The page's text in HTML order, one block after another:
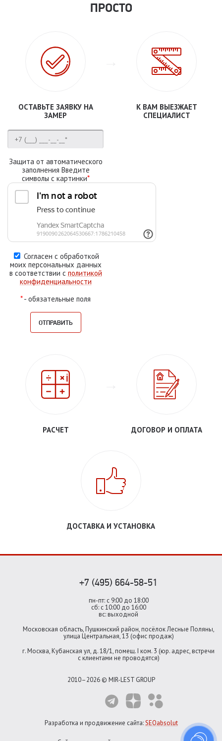
ПРОСТО
ОСТАВЬТЕ ЗАЯВКУ НА
ЗАМЕР
Защита от автоматического
заполнения Введите
символы с картинки*
Согласен с обработкой
моих персональных данных
в соответствии с политикой
конфиденциальности
*- обязательные поля
К ВАМ ВЫЕЗЖАЕТ
СПЕЦИАЛИСТ
РАСЧЕТ ДОГОВОР И ОПЛАТА
ДОСТАВКА И УСТАНОВКА
+7 (495) 664-58-51
пн-пт: с 9:00 до 18:00
сб: с 10:00 до 16:00
вс: выходной
Московская область, Пушкинский район, посёлок Лесные Поляны,
улица Центральная, 13 (офис продаж)
г. Москва, Кубанская ул, д. 18/1, помещ. I ком. 3 (юр. адрес, встречи
с клиентами не проводятся)
2010–2026 © MIR-LEST GROUP
Разработка и продвижение сайта:SEOabsolut